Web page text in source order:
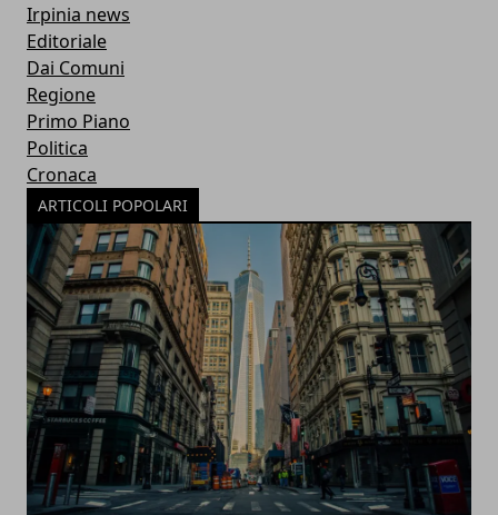
Irpinia news
Editoriale
Dai Comuni
Regione
Primo Piano
Politica
Cronaca
ARTICOLI POPOLARI